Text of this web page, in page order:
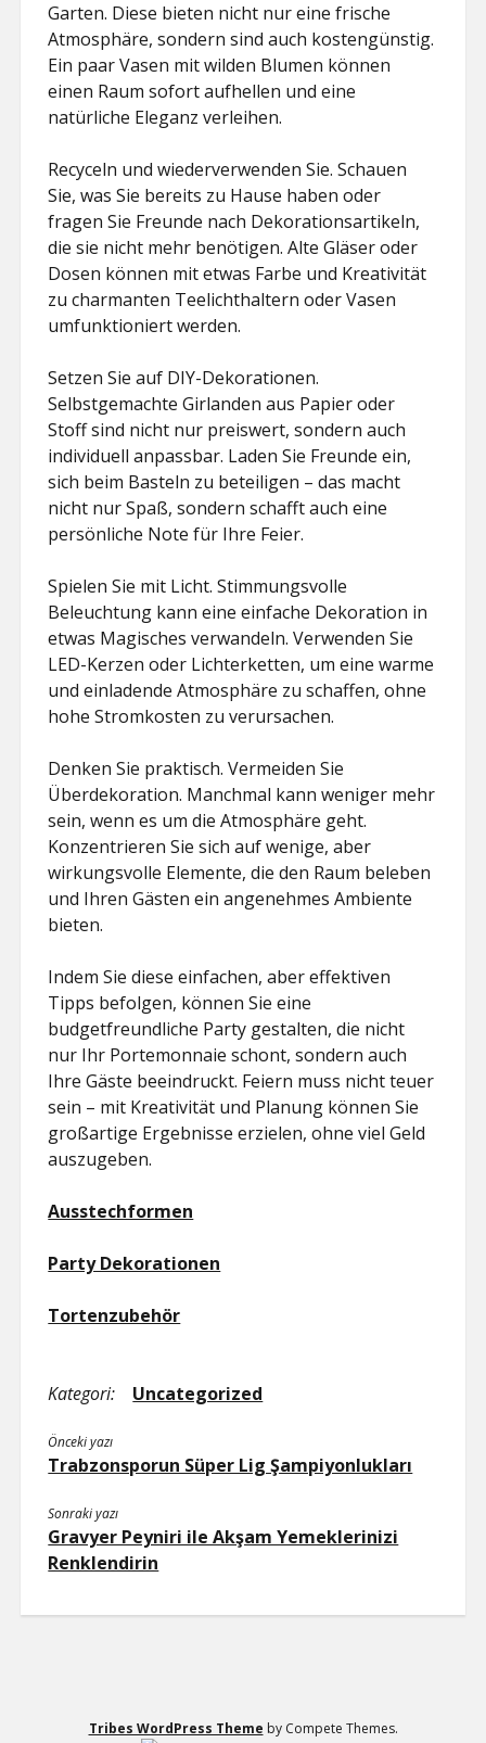
Garten. Diese bieten nicht nur eine frische
Atmosphäre, sondern sind auch kostengünstig.
Ein paar Vasen mit wilden Blumen können
einen Raum sofort aufhellen und eine
natürliche Eleganz verleihen.
Recyceln und wiederverwenden Sie. Schauen
Sie, was Sie bereits zu Hause haben oder
fragen Sie Freunde nach Dekorationsartikeln,
die sie nicht mehr benötigen. Alte Gläser oder
Dosen können mit etwas Farbe und Kreativität
zu charmanten Teelichthaltern oder Vasen
umfunktioniert werden.
Setzen Sie auf DIY-Dekorationen.
Selbstgemachte Girlanden aus Papier oder
Stoff sind nicht nur preiswert, sondern auch
individuell anpassbar. Laden Sie Freunde ein,
sich beim Basteln zu beteiligen – das macht
nicht nur Spaß, sondern schafft auch eine
persönliche Note für Ihre Feier.
Spielen Sie mit Licht. Stimmungsvolle
Beleuchtung kann eine einfache Dekoration in
etwas Magisches verwandeln. Verwenden Sie
LED-Kerzen oder Lichterketten, um eine warme
und einladende Atmosphäre zu schaffen, ohne
hohe Stromkosten zu verursachen.
Denken Sie praktisch. Vermeiden Sie
Überdekoration. Manchmal kann weniger mehr
sein, wenn es um die Atmosphäre geht.
Konzentrieren Sie sich auf wenige, aber
wirkungsvolle Elemente, die den Raum beleben
und Ihren Gästen ein angenehmes Ambiente
bieten.
Indem Sie diese einfachen, aber effektiven
Tipps befolgen, können Sie eine
budgetfreundliche Party gestalten, die nicht
nur Ihr Portemonnaie schont, sondern auch
Ihre Gäste beeindruckt. Feiern muss nicht teuer
sein – mit Kreativität und Planung können Sie
großartige Ergebnisse erzielen, ohne viel Geld
auszugeben.
Ausstechformen
Party Dekorationen
Tortenzubehör
Kategori: Uncategorized
Önceki yazı
Trabzonsporun Süper Lig Şampiyonlukları
Sonraki yazı
Gravyer Peyniri ile Akşam Yemeklerinizi
Renklendirin
Tribes WordPress Theme by Compete Themes.